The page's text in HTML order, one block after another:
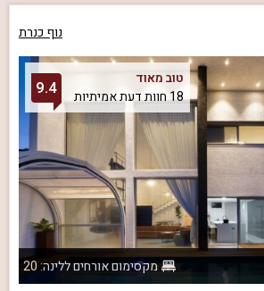
נוף כנרת
טוב מאוד
18 חוות דעת אמיתיות
9.4
מקסימום אורחים ללינה: 20